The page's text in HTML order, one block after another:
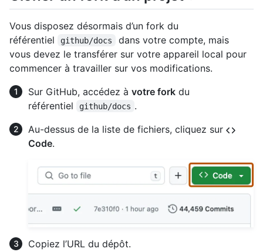
Vous disposez désormais d’un fork du
référentiel
github/docs
dans votre compte, mais
vous devez le transférer sur votre appareil local pour
commencer à travailler sur vos modifications.
Sur GitHub, accédez à votre fork du
référentiel
github/docs .
Au-dessus de la liste de fichiers, cliquez sur
Code.
Copiez l’URL du dépôt.